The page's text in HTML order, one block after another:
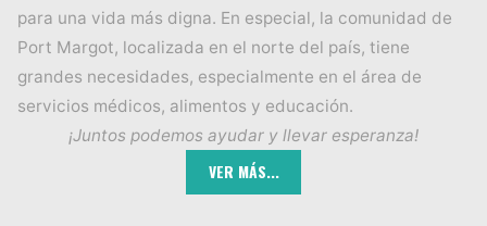
para una vida más digna. En especial, la comunidad de
Port Margot, localizada en el norte del país, tiene
grandes necesidades, especialmente en el área de
servicios médicos, alimentos y educación.
¡Juntos podemos ayudar y llevar esperanza!